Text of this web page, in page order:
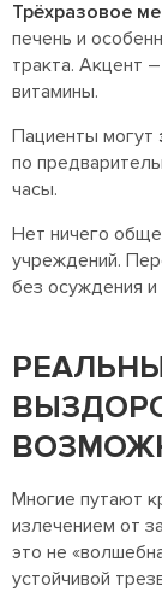
Трёхразовое
печень и
тракта. Акцент
витамины.
Пациенты могут
по
часы.
Нет ничего
учреждений.
без осуждения и
Многие путают
излечением от
это не
устойчивой